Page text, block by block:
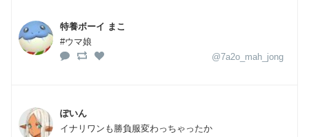
特養ボーイ まこ
#ウマ娘
@7a2o_mah_jong
ぽいん
イナリワンも勝負服変わっちゃったか